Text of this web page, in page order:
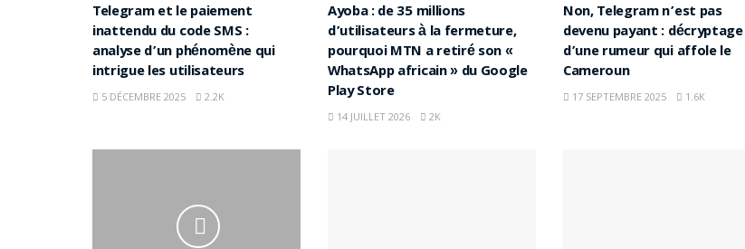
Telegram et le paiement
inattendu du code SMS :
analyse d’un phénomène qui
intrigue les utilisateurs
5 DÉCEMBRE 2025 2.2K
Ayoba : de 35 millions
d’utilisateurs à la fermeture,
pourquoi MTN a retiré son «
WhatsApp africain » du Google
Play Store
14 JUILLET 2026 2K
Non, Telegram n’est pas
devenu payant : décryptage
d’une rumeur qui affole le
Cameroun
17 SEPTEMBRE 2025 1.6K